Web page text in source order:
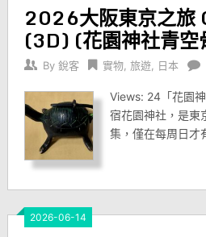
2026大阪東京之
(3D) (花園神社青空
By 銳客 實物, 旅遊, 日本
Views: 24「花園
宿花園神社，是東
集，僅在每周日
2026-06-14